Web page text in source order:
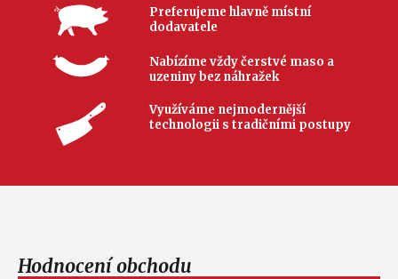
Preferujeme hlavně místní
dodavatele
Nabízíme vždy čerstvé maso a
uzeniny bez náhražek
Využíváme nejmodernější
technologii s tradičními postupy
Hodnocení obchodu